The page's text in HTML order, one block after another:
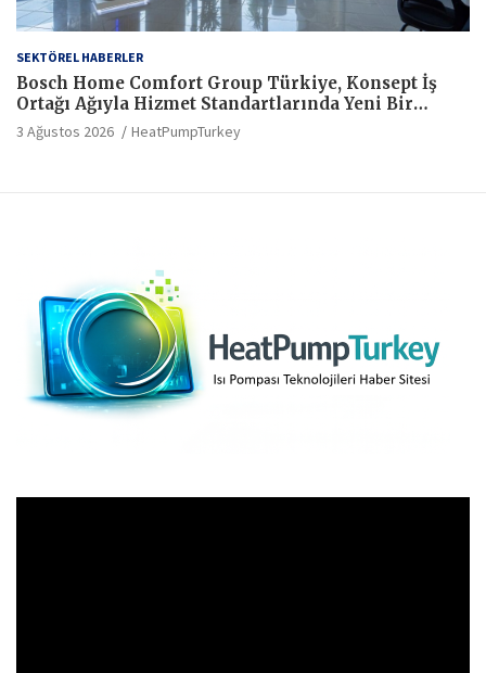
SEKTÖREL HABERLER
Bosch Home Comfort Group Türkiye, Konsept İş
Ortağı Ağıyla Hizmet Standartlarında Yeni Bir
Dönem Başlatıyor
3 Ağustos 2026 HeatPumpTurkey